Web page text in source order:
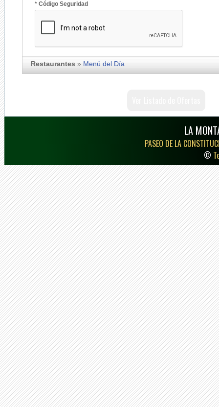
* Código Seguridad
Restaurantes » Menú del Día
LA
PASEO DE LA
©